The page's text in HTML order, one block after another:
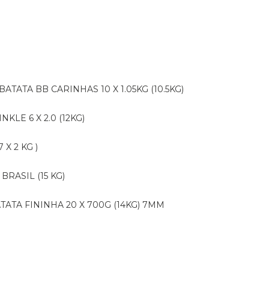
BATATA BB CARINHAS 10 X 1.05KG (10.5KG)
6 X 2.0 (12KG)
X 2 KG )
(15 KG)
FININHA 20 X 700G (14KG) 7MM